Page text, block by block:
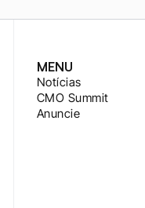
MENU
Notícias
CMO Summit
Anuncie